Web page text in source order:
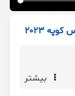
2023
بیشتر